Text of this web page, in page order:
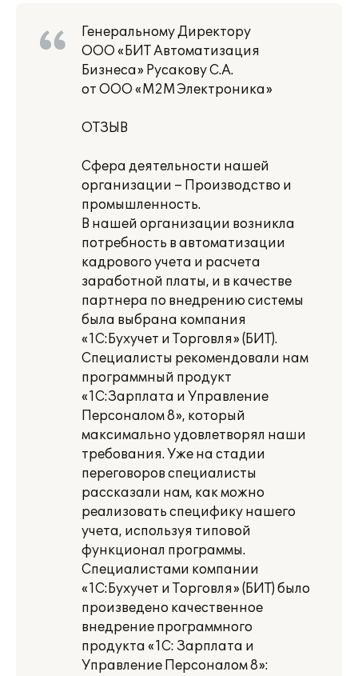
Генеральному Директору
ООО «БИТ Автоматизация
Бизнеса» Русакову С.А.
от ООО «М2М Электроника»
ОТЗЫВ
Сфера деятельности нашей
организации – Производство и
промышленность.
В нашей организации возникла
потребность в автоматизации
кадрового учета и расчета
заработной платы, и в качестве
партнера по внедрению системы
была выбрана компания
«1С:Бухучет и Торговля» (БИТ).
Специалисты рекомендовали нам
программный продукт
«1С:Зарплата и Управление
Персоналом 8», который
максимально удовлетворял наши
требования. Уже на стадии
переговоров специалисты
рассказали нам, как можно
реализовать специфику нашего
учета, используя типовой
функционал программы.
Специалистами компании
«1С:Бухучет и Торговля» (БИТ) было
произведено качественное
внедрение программного
продукта «1С: Зарплата и
Управление Персоналом 8»: